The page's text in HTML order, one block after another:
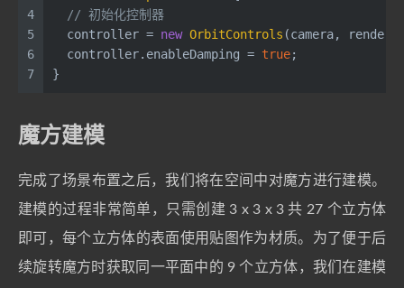
4
5
6
7
// 初始化控制器
  controller =
new OrbitControls (camera,
  controller.
enableDamping = true;
}
魔方建模
完成了场景布置之后，我们将在空间中对魔方进行建模。
建模的过程非常简单，只需创建 3 x 3 x 3 共 27 个立方体
即可，每个立方体的表面使用贴图作为材质。为了便于后
续旋转魔方时获取同一平面中的 9 个立方体，我们在建模